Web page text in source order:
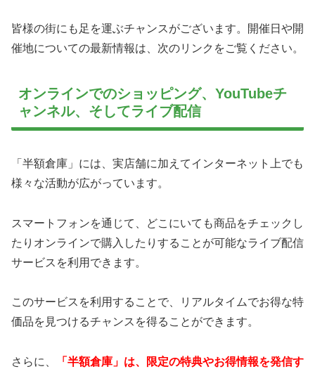
皆様の街にも足を運ぶチャンスがございます。開催日や開
催地についての最新情報は、次のリンクをご覧ください。
オンラインでのショッピング、YouTubeチ
ャンネル、そしてライブ配信
「半額倉庫」には、実店舗に加えてインターネット上でも
様々な活動が広がっています。
スマートフォンを通じて、どこにいても商品をチェックし
たりオンラインで購入したりすることが可能なライブ配信
サービスを利用できます。
このサービスを利用することで、リアルタイムでお得な特
価品を見つけるチャンスを得ることができます。
さらに、
「半額倉庫」は、限定の特典やお得情報を発信す